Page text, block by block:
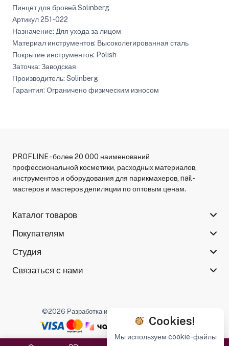
Пинцет для бровей Solinberg
Артикул 251-022
Назначение: Для ухода за лицом
Материал инструментов: Высоколегированная сталь
Покрытие инструментов: Polish
Заточка: Заводская
Производитель: Solinberg
Гарантия: Ограничено физическим износом
PROFLINE - более 20 000 наименований
профессиональной косметики, расходных материалов,
инструментов и оборудования для парикмахеров, nail-
мастеров и мастеров депиляции по оптовым ценам.
Каталог товаров
Покупателям
Студия
Связаться с нами
©2026 Разработка и поддержка -
Мы в соцсетях :
Cookies!
Мы используем cookie-файлы